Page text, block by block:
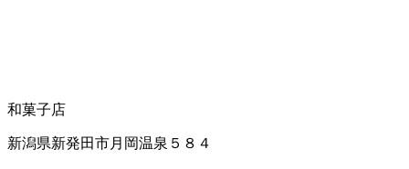
和菓子店
新潟県新発田市月岡温泉５８４